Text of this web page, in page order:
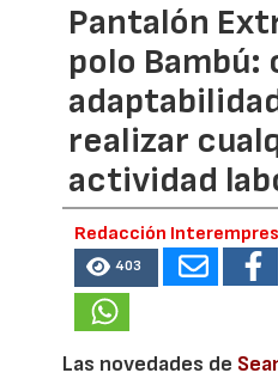
Pantalón
polo
realizar
actividad
Redacción
403
Las novedades de